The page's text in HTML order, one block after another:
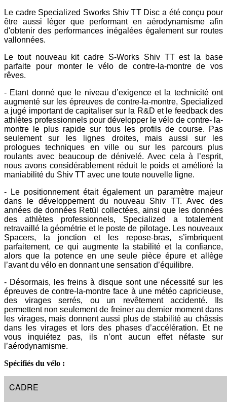
Le cadre Specialized Sworks Shiv TT Disc a été conçu pour
être aussi léger que performant en aérodynamisme afin
d'obtenir des performances inégalées également sur routes
vallonnées.
Le tout nouveau kit cadre S-Works Shiv TT est la base
parfaite pour monter le vélo de contre-la-montre de vos
rêves.
- Etant donné que le niveau d’exigence et la technicité ont
augmenté sur les épreuves de contre-la-montre, Specialized
a jugé important de capitaliser sur la R&D et le feedback des
athlètes professionnels pour développer le vélo de contre- la-
montre le plus rapide sur tous les profils de course. Pas
seulement sur les lignes droites, mais aussi sur les
prologues techniques en ville ou sur les parcours plus
roulants avec beaucoup de dénivelé. Avec cela à l’esprit,
nous avons considérablement réduit le poids et amélioré la
maniabilité du Shiv TT avec une toute nouvelle ligne.
- Le positionnement était également un paramètre majeur
dans le développement du nouveau Shiv TT. Avec des
années de données Retül collectées, ainsi que les données
des athlètes professionnels, Specialized a totalement
retravaillé la géométrie et le poste de pilotage. Les nouveaux
Spacers, la jonction et les repose-bras, s’imbriquent
parfaitement, ce qui augmente la stabilité et la confiance,
alors que la potence en une seule pièce épure et allège
l’avant du vélo en donnant une sensation d’équilibre.
- Désormais, les freins à disque sont une nécessité sur les
épreuves de contre-la-montre face à une météo capricieuse,
des virages serrés, ou un revêtement accidenté. Ils
permettent non seulement de freiner au dernier moment dans
les virages, mais donnent aussi plus de stabilité au châssis
dans les virages et lors des phases d’accélération. Et ne
vous inquiétez pas, ils n’ont aucun effet néfaste sur
l’aérodynamisme.
Spécifiés du vélo :
CADRE